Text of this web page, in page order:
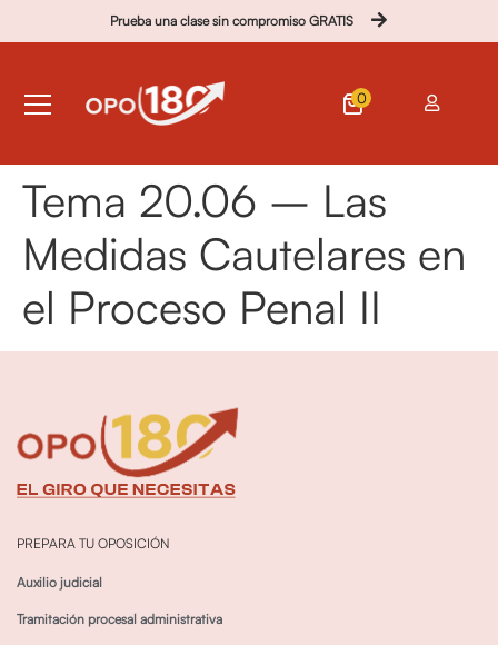
Prueba una clase sin compromiso GRATIS
0
Tema 20.06 – Las
Medidas Cautelares en
el Proceso Penal II
PREPARA TU OPOSICIÓN
Auxilio judicial
Tramitación procesal administrativa